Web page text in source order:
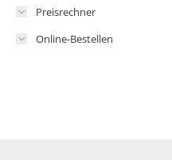
Preisrechner
Online-Bestellen